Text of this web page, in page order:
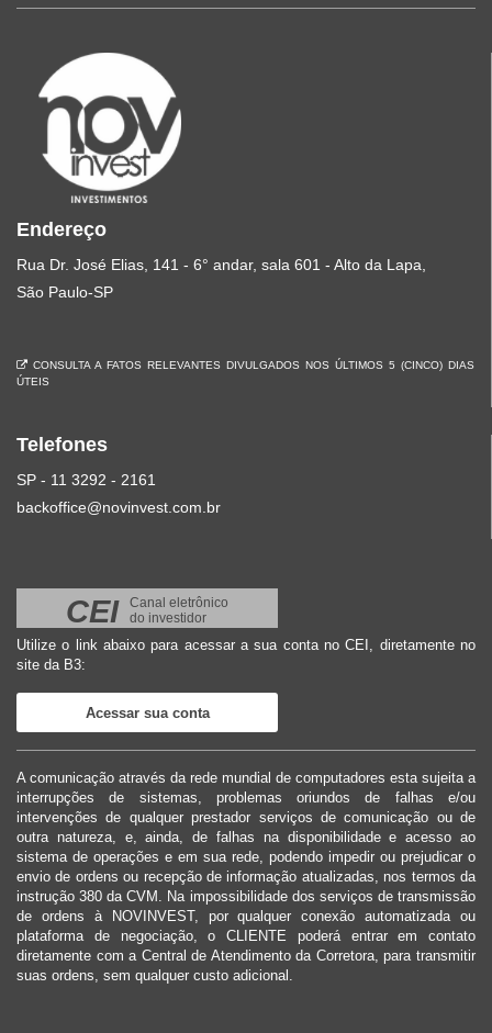
Endereço
Rua Dr. José Elias, 141 - 6° andar, sala 601 - Alto da Lapa,
São Paulo-SP
CONSULTA A FATOS RELEVANTES DIVULGADOS NOS ÚLTIMOS 5 (CINCO) DIAS
ÚTEIS
Telefones
SP - 11 3292 - 2161
backoffice@novinvest.com.br
CEI
Canal eletrônico
do investidor
Utilize o link abaixo para acessar a sua conta no CEI, diretamente no
site da B3:
Acessar sua conta
A comunicação através da rede mundial de computadores esta sujeita a
interrupções de sistemas, problemas oriundos de falhas e/ou
intervenções de qualquer prestador serviços de comunicação ou de
outra natureza, e, ainda, de falhas na disponibilidade e acesso ao
sistema de operações e em sua rede, podendo impedir ou prejudicar o
envio de ordens ou recepção de informação atualizadas, nos termos da
instrução 380 da CVM. Na impossibilidade dos serviços de transmissão
de ordens à NOVINVEST, por qualquer conexão automatizada ou
plataforma de negociação, o CLIENTE poderá entrar em contato
diretamente com a Central de Atendimento da Corretora, para transmitir
suas ordens, sem qualquer custo adicional.